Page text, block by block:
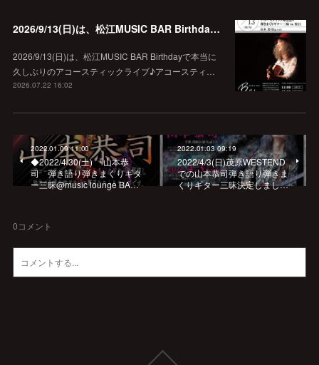
2026/9/13(日)は、松江MUSIC BAR Birthdayでアコースティック弾き語り弾きまくりギター三昧♪
2026/9/13(日)は、松江MUSIC BAR Birthdayで本当に
久しぶりのアコースティックライブ♪アコースティ…
2026.07.22 16:02
2022.01.09 11:00
◆2022/4/30(土) 『山本恭
司 弾き語り弾きまくりギタ
ー三昧@music lounge BA…
2022.01.03 09:19
2022/4/3(日)茂原WESTEND
での山本恭司弾き語り弾きま
くりギター三昧決定しまし…
0コメント